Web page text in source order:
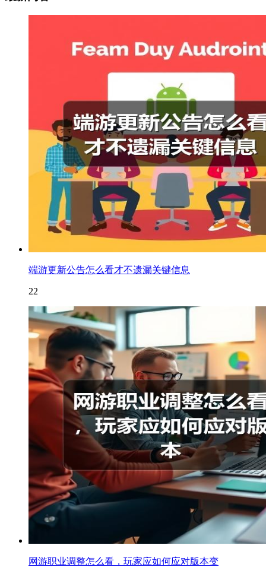
端游更新公告怎么看才不遗漏关键信息
22
网游职业调整怎么看，玩家应如何应对版本变